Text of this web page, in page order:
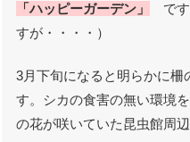
「ハッピーガーデン」
です
すが・・・・）
3月下旬になると明らかに柵
す。シカの食害の無い環境
の花が咲いていた昆虫館周